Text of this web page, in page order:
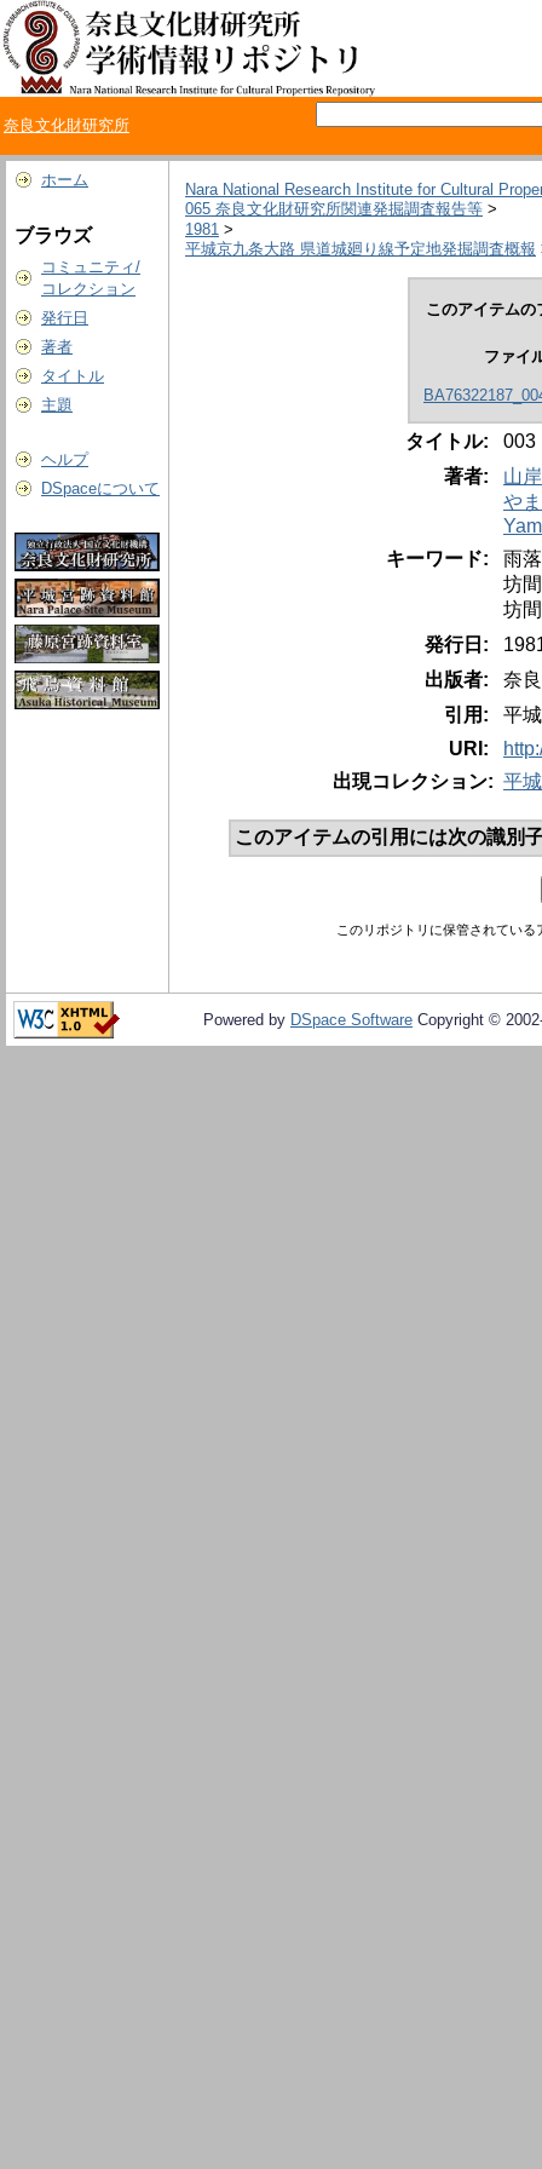
奈良文化財研究所
ホーム
ブラウズ
コミュニティ/
コレクション
発行日
著者
タイトル
主題
ヘルプ
DSpaceについて
Nara National Research Institute for Cultural
065 奈良文化財研究所関連発掘調査報告等 >
1981 >
平城京九条大路 県道城廻り線予定地発掘調査概報
このアイテムの
ファイ
タイトル:
著者:
山
や
キーワード:
雨
坊
坊
発行日:
出版者:
奈
引用:
平
URI:
出現コレクション: 平
このアイテムの引用には次の識別
このリポジトリに保管されてい
Powered by DSpace Software Copyright ©